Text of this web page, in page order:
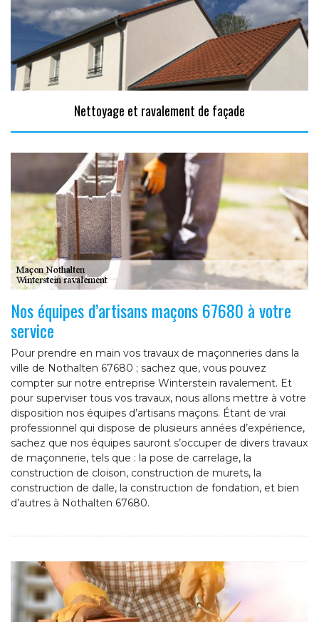
Nettoyage et ravalement de façade
Nos équipes d’artisans maçons 67680 à votre
service
Pour prendre en main vos travaux de maçonneries dans la
ville de Nothalten 67680 ; sachez que, vous pouvez
compter sur notre entreprise Winterstein ravalement. Et
pour superviser tous vos travaux, nous allons mettre à votre
disposition nos équipes d’artisans maçons. Étant de vrai
professionnel qui dispose de plusieurs années d’expérience,
sachez que nos équipes sauront s’occuper de divers travaux
de maçonnerie, tels que : la pose de carrelage, la
construction de cloison, construction de murets, la
construction de dalle, la construction de fondation, et bien
d’autres à Nothalten 67680.